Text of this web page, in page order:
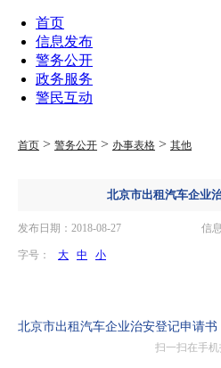
首页
信息发布
警务公开
政务服务
警民互动
首页 > 警务公开 > 办事表格 > 其他
北京市出租汽车企业
发布日期：2018-08-27 信
字号： 大 中 小
北京市出租汽车企业治安登记申请书
扫一扫在手